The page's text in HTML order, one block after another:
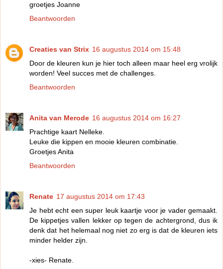
groetjes Joanne
Beantwoorden
Creaties van Strix 16 augustus 2014 om 15:48
Door de kleuren kun je hier toch alleen maar heel erg vrolijk
worden! Veel succes met de challenges.
Beantwoorden
Anita van Merode 16 augustus 2014 om 16:27
Prachtige kaart Nelleke.
Leuke die kippen en mooie kleuren combinatie.
Groetjes Anita
Beantwoorden
Renate 17 augustus 2014 om 17:43
Je hebt echt een super leuk kaartje voor je vader gemaakt.
De kippetjes vallen lekker op tegen de achtergrond, dus ik
denk dat het helemaal nog niet zo erg is dat de kleuren iets
minder helder zijn.
-xies- Renate.